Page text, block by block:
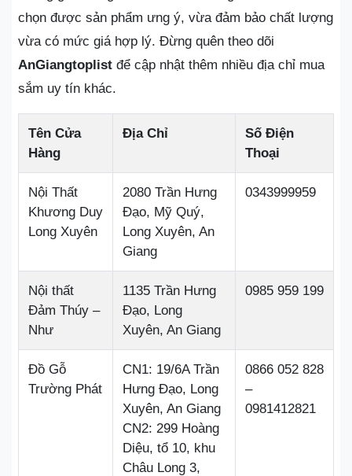
chọn được sản phẩm ưng ý, vừa đảm bảo chất lượng
vừa có mức giá hợp lý. Đừng quên theo dõi
AnGiangtoplist để cập nhật thêm nhiều địa chỉ mua
sắm uy tín khác.
Tên Cửa
Hàng
Địa Chỉ
Số Điện
Thoại
Nội Thất
Khương Duy
Long Xuyên
2080 Trần Hưng
Đạo, Mỹ Quý,
Long Xuyên, An
Giang
0343999959
Nội thất
Đảm Thúy –
Như
1135 Trần Hưng
Đạo, Long
Xuyên, An Giang
0985 959 199
Đồ Gỗ
Trường Phát
CN1: 19/6A Trần
Hưng Đạo, Long
Xuyên, An Giang
CN2: 299 Hoàng
Diệu, tổ 10, khu
Châu Long 3,
0866 052 828
–
0981412821